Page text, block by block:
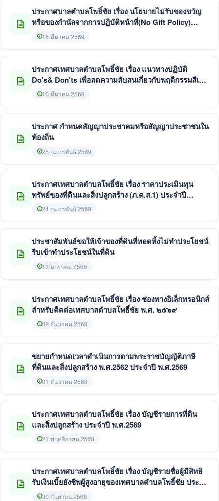
ประกาศบาลตำบลโพธิ์ชัย เรื่อง นโยบายไม่รับของขวัญ
หรือของกำนัลจากการปฏิบัติหน้าที่(No Gift Policy)
ประจำปีงบประมาณ พ.ศ. ๒๕๖๙
16 มีนาคม 2569
ประกาศเทศบาลตำบลโพธิ์ชัย เรื่อง แนวทางปฏิบัติ
Do's& Don'ts เพื่อลดความสับสนเกี่ยวกับพฤติกรรมสีเทา
และแนวทางในการประพฤติตนทางจริยธรรม ของ
10 มีนาคม 2569
ประกาศ กำหนดสัญญาประชาคมหรือสัญญาประชาชนใน
ท้องถิ่น
25 กุมภาพันธ์ 2569
ประกาศเทศบาลตำบลโพธิ์ชัย เรื่อง ราคาประเมินทุน
ทรัพย์ของที่ดินและสิ่งปลูกสร้าง (ภ.ด.ส.1) ประจำปี
พ.ศ.2569
24 กุมภาพันธ์ 2569
ประชาสัมพันธ์ขอให้เจ้าของที่ดินที่ทอดทิ้งไม่ทำประโยชน์
รีบเข้าทำประโยชน์ในที่ดิน
13 มกราคม 2569
ประกาศเทศบาลตำบลโพธิ์ชัย เรื่อง ช่องทางอิเล็กทรอนิกส์
สำหรับติดต่อเทศบาลตำบลโพธิ์ชัย พ.ศ. ๒๕๖๙
08 ธันวาคม 2568
ขยายกำหนดเวลาดำเนินการตามพระราชบัญญัติภาษี
ที่ดินและสิ่งปลูกสร้าง พ.ศ.2562 ประจำปี พ.ศ.2569
01 ธันวาคม 2568
ประกาศเทศบาลตำบลโพธิ์ชัย เรื่อง บัญชีรายการที่ดิน
และสิ่งปลูกสร้าง ประจำปี พ.ศ.2569
21 พฤศจิกายน 2568
ประกาศเทศบาลตำบลโพธิ์ชัย เรื่อง บัญชีรายชื่อผู้มีสิทธิ
รับเงินเบี้ยยังชีพผู้สูงอายุของเทศบาลตำบลโพธิ์ชัย ประจำ
ปีงบประมาณ พ.ศ. 2569
30 กันยายน 2568